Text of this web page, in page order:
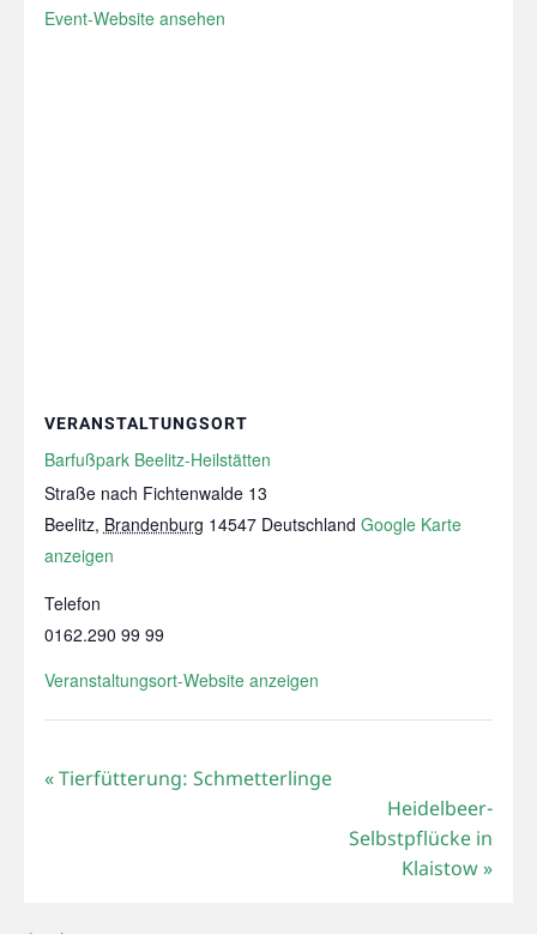
Event-Website ansehen
VERANSTALTUNGSORT
Barfußpark Beelitz-Heilstätten
Straße nach Fichtenwalde 13
Beelitz, Brandenburg 14547 Deutschland Google Karte
anzeigen
Telefon
0162.290 99 99
Veranstaltungsort-Website anzeigen
«Tierfütterung: Schmetterlinge
Heidelbeer-
Selbstpflücke in
Klaistow»